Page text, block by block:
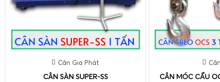
Cân Gia Phát
CÂN SÀN SUPER-SS
CÂN MÓC CẨU